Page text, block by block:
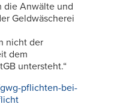
die Anwälte und
Geldwäscherei
nicht der
dem
untersteht.“
pflichten-bei-